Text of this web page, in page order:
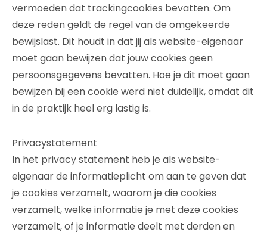
vermoeden dat trackingcookies bevatten. Om
deze reden geldt de regel van de omgekeerde
bewijslast. Dit houdt in dat jij als website-eigenaar
moet gaan bewijzen dat jouw cookies geen
persoonsgegevens bevatten. Hoe je dit moet gaan
bewijzen bij een cookie werd niet duidelijk, omdat dit
in de praktijk heel erg lastig is.
Privacystatement
In het privacy statement heb je als website-
eigenaar de informatieplicht om aan te geven dat
je cookies verzamelt, waarom je die cookies
verzamelt, welke informatie je met deze cookies
verzamelt, of je informatie deelt met derden en